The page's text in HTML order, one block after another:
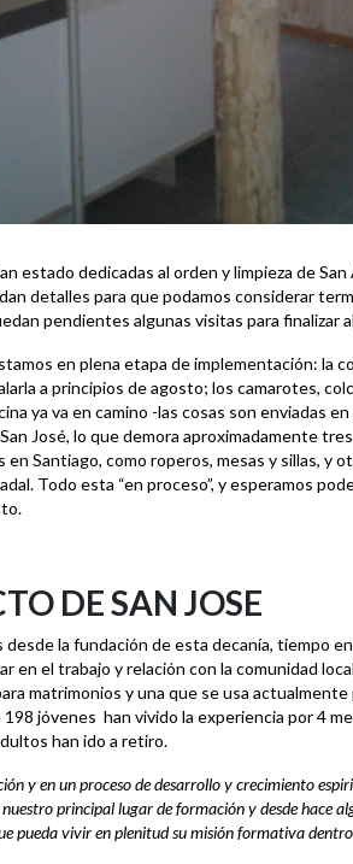
estado dedicadas al orden y limpieza de
detalles para que podamos considerar
pendientes algunas visitas para finalizar
en plena etapa de implementación: la
a principios de agosto; los camarotes,
ya va en camino -las cosas son enviadas
José, lo que demora aproximadamente
en Santiago, como roperos, mesas y sillas, y
Todo esta “en proceso”, y esperamos
DE SAN JOSE
desde la fundación de esta decanía, tiempo
en el trabajo y relación con la comunidad
matrimonios y una que se usa
jóvenes han vivido la experiencia por 4
han ido a retiro.
y en un proceso de desarrollo y crecimiento
principal lugar de formación y desde hace
pueda vivir en plenitud su misión formativa